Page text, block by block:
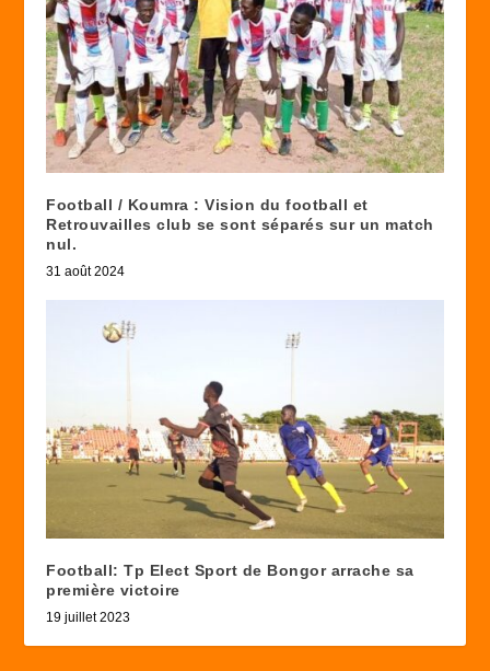
Football / Koumra : Vision du football et
Retrouvailles club se sont séparés sur un match
nul.
31 août 2024
Football: Tp Elect Sport de Bongor arrache sa
première victoire
19 juillet 2023